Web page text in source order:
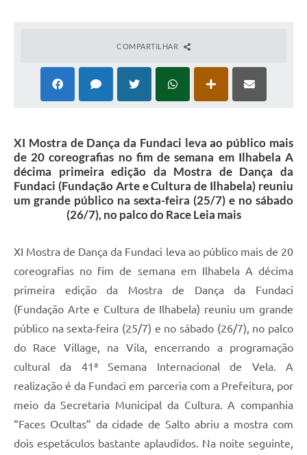
COMPARTILHAR
XI Mostra de Dança da Fundaci leva ao público mais
de 20 coreografias no fim de semana em Ilhabela A
décima primeira edição da Mostra de Dança da
Fundaci (Fundação Arte e Cultura de Ilhabela) reuniu
um grande público na sexta-feira (25/7) e no sábado
(26/7), no palco do Race Leia mais
XI Mostra de Dança da Fundaci leva ao público mais de 20
coreografias no fim de semana em Ilhabela A décima
primeira edição da Mostra de Dança da Fundaci
(Fundação Arte e Cultura de Ilhabela) reuniu um grande
público na sexta-feira (25/7) e no sábado (26/7), no palco
do Race Village, na Vila, encerrando a programação
cultural da 41ª Semana Internacional de Vela. A
realização é da Fundaci em parceria com a Prefeitura, por
meio da Secretaria Municipal da Cultura. A companhia
“Faces Ocultas” da cidade de Salto abriu a mostra com
dois espetáculos bastante aplaudidos. Na noite seguinte,